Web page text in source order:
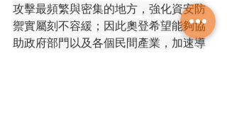
攻擊最頻繁與密集的地方，強化資安防
禦實屬刻不容緩；因此奧登希望能夠協
助政府部門以及各個民間產業，加速導